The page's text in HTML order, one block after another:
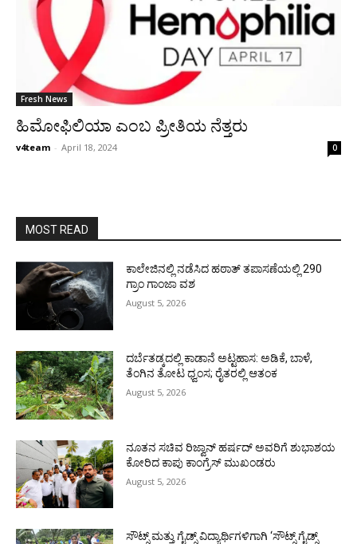
Fresh News
ಹಿಮೋಫಿಲಿಯಾ ಎಂಬ ಪ್ರೀತಿಯ ನೆತ್ತರು
v4team - April 18, 2024 0
MOST READ
ಕಾಲೇಜಿನಲ್ಲಿ ನಡೆಸಿದ ಹಠಾತ್ ತಪಾಸಣೆಯಲ್ಲಿ 290
ಗ್ರಾಂ ಗಾಂಜಾ ವಶ
August 5, 2026
ದರ್ಬೆತಡ್ಕದಲ್ಲಿ ಕಾಡಾನೆ ಅಟ್ಟಹಾಸ: ಅಡಿಕೆ, ಬಾಳೆ,
ತೆಂಗಿನ ತೋಟ ಧ್ವಂಸ; ರೈತರಲ್ಲಿ ಆತಂಕ
August 5, 2026
ನೂತನ ಸಚಿವ ರಿಜ್ವಾನ್ ಹರ್ಷದ್ ಅವರಿಗೆ ಶುಭಾಶಯ
ಕೋರಿದ ಕಾಪು ಕಾಂಗ್ರೆಸ್ ಮುಖಂಡರು
August 5, 2026
ಸೌಟ್ಸ್ ಮತ್ತು ಗೈಡ್ಸ್ ವಿದ್ಯಾರ್ಥಿಗಳಿಗಾಗಿ ‘ಸೌಟ್ಸ್ ಗೈಡ್ಸ್